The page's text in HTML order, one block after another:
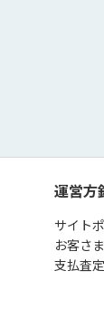
運営方
サイト
お客さ
支払査